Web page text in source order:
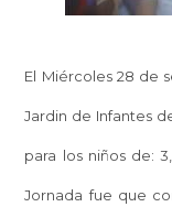
El Miércoles 28 de
Jardin de Infantes
para los niños de:
Jornada fue que